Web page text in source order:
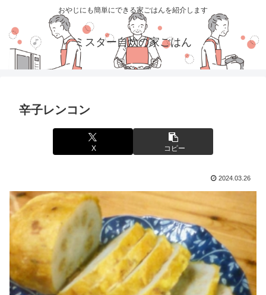
おやじにも簡単にできる家ごはんを紹介します
ミスター自炊の家ごはん
辛子レンコン
X コピー
2024.03.26